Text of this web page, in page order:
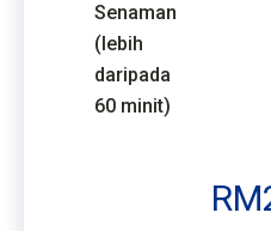
Senaman
(lebih
daripada
60 minit)